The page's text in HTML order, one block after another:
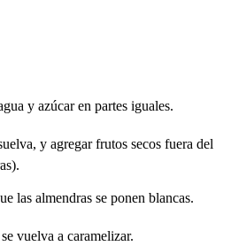
y azúcar en partes iguales.
y agregar frutos secos fuera del
las almendras se ponen blancas.
vuelva a caramelizar.